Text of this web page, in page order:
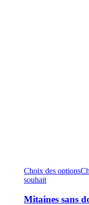
Choix des options
souhait
Mitaines sans